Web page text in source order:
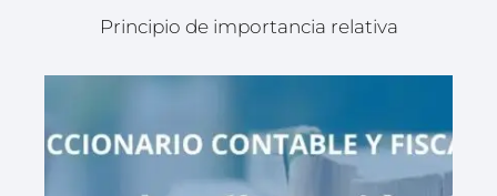
Principio de importancia relativa